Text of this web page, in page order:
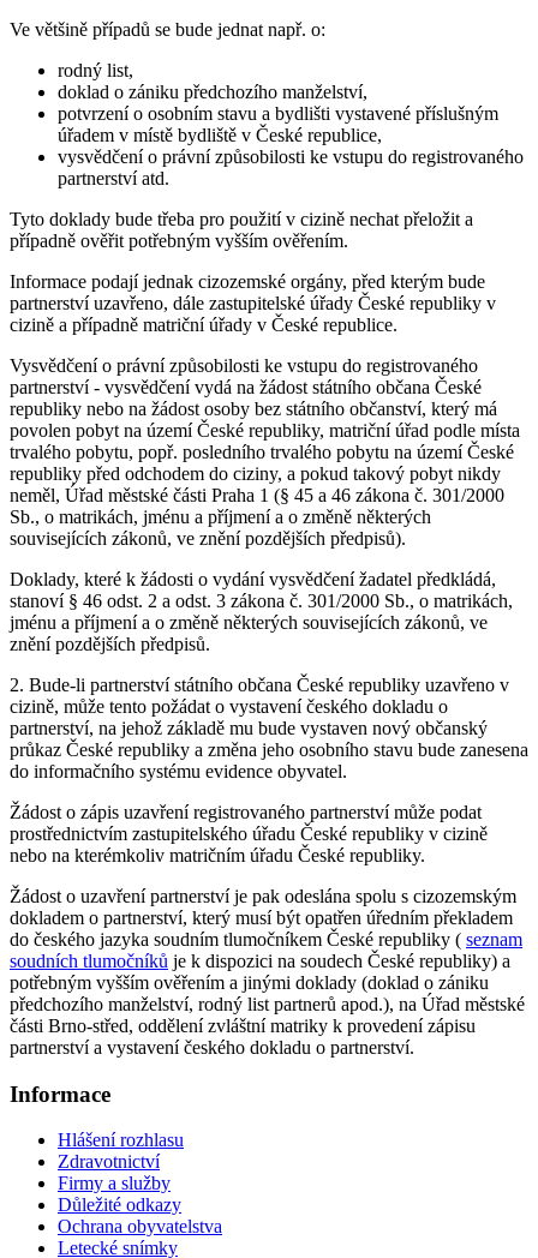
Ve většině případů se bude jednat např. o:
rodný list,
doklad o zániku předchozího manželství,
potvrzení o osobním stavu a bydlišti vystavené příslušným
úřadem v místě bydliště v České republice,
vysvědčení o právní způsobilosti ke vstupu do registrovaného
partnerství atd.
Tyto doklady bude třeba pro použití v cizině nechat přeložit a
případně ověřit potřebným vyšším ověřením.
Informace podají jednak cizozemské orgány, před kterým bude
partnerství uzavřeno, dále zastupitelské úřady České republiky v
cizině a případně matriční úřady v České republice.
Vysvědčení o právní způsobilosti ke vstupu do registrovaného
partnerství- vysvědčení vydá na žádost státního občana České
republiky nebo na žádost osoby bez státního občanství, který má
povolen pobyt na území České republiky, matriční úřad podle místa
trvalého pobytu, popř. posledního trvalého pobytu na území České
republiky před odchodem do ciziny, a pokud takový pobyt nikdy
neměl, Úřad městské části Praha 1 (§ 45 a 46 zákona č. 301/2000
Sb., o matrikách, jménu a příjmení a o změně některých
souvisejících zákonů, ve znění pozdějších předpisů).
Doklady, které k žádosti o vydání vysvědčení žadatel předkládá,
stanoví § 46 odst. 2 a odst. 3 zákona č. 301/2000 Sb., o matrikách,
jménu a příjmení a o změně některých souvisejících zákonů, ve
znění pozdějších předpisů.
2. Bude-li partnerství státního občana České republiky uzavřeno v
cizině, může tento požádat o vystavení českého dokladu o
partnerství, na jehož základě mu bude vystaven nový občanský
průkaz České republiky a změna jeho osobního stavu bude zanesena
do informačního systému evidence obyvatel.
Žádost o zápis uzavření registrovaného partnerství může podat
prostřednictvím zastupitelského úřadu České republiky v cizině
nebo na kterémkoliv matričním úřadu České republiky.
Žádost o uzavření partnerství je pak odeslána spolu s cizozemským
dokladem o partnerství, který musí být opatřen úředním překladem
do českého jazyka soudním tlumočníkem České republiky ( seznam
soudních tlumočníků je k dispozici na soudech České republiky) a
potřebným vyšším ověřením a jinými doklady (doklad o zániku
předchozího manželství, rodný list partnerů apod.), na Úřad městské
části Brno-střed, oddělení zvláštní matriky k provedení zápisu
partnerství a vystavení českého dokladu o partnerství.
Informace
Hlášení rozhlasu
Zdravotnictví
Firmy a služby
Důležité odkazy
Ochrana obyvatelstva
Letecké snímky